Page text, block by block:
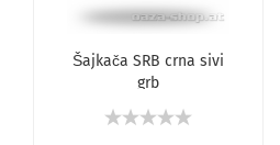
Šajkača SRB crna sivi
grb